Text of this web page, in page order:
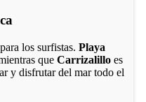
los surfistas. Playa
que Carrizalilloes
y disfrutar del mar todo el